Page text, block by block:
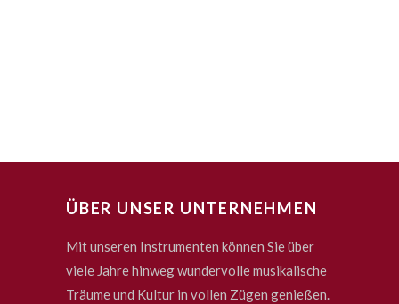
ÜBER UNSER UNTERNEHMEN
Mit unseren Instrumenten können Sie über
viele Jahre hinweg wundervolle musikalische
Träume und Kultur in vollen Zügen genießen.